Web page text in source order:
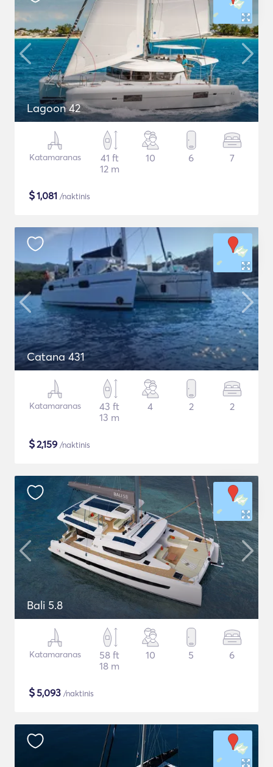
Lagoon 42
Katamaranas
41 ft
12 m
10 6 7
$1,081 /naktinis
Catana 431
Katamaranas
43 ft
13 m
4 2 2
$2,159 /naktinis
Bali 5.8
Katamaranas
58 ft
18 m
10 5 6
$5,093 /naktinis